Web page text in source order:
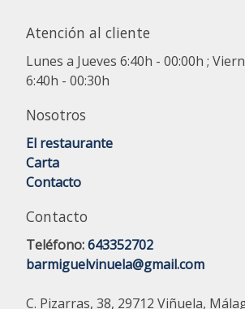
Atención al cliente
Lunes a Jueves 6:40h - 00:00h ;
6:40h - 00:30h
Nosotros
El restaurante
Carta
Contacto
Contacto
Teléfono:643352702
barmiguelvinuela@gmail.com
C. Pizarras, 38, 29712 Viñuela,